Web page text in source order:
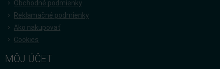
Obchodné podmienky
Reklamačné podmienky
Ako nakupovať
Cookies
MÔJ ÚČET